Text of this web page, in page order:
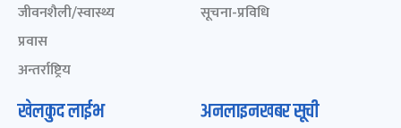
जीवनशैली/स्वास्थ्य
प्रवास
अन्तर्राष्ट्रिय
सूचना-प्रविधि
खेलकुद लाईभ अनलाइनखबर सूची